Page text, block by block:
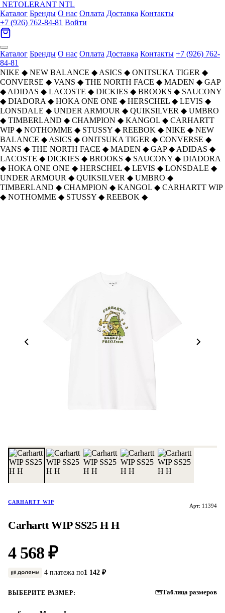
NETOLERANT NTL
Каталог Бренды О нас Оплата Доставка Контакты
+7 (926) 762-84-81 Войти
Каталог Бренды О нас Оплата Доставка Контакты +7 (926) 762-
84-81
NIKE ◆ NEW BALANCE ◆ ASICS ◆ ONITSUKA TIGER ◆
CONVERSE ◆ VANS ◆ THE NORTH FACE ◆ MADEN ◆ GAP
◆ ADIDAS ◆ LACOSTE ◆ DICKIES ◆ BROOKS ◆ SAUCONY
◆ DIADORA ◆ HOKA ONE ONE ◆ HERSCHEL ◆ LEVIS ◆
LONSDALE ◆ UNDER ARMOUR ◆ QUIKSILVER ◆ UMBRO
◆ TIMBERLAND ◆ CHAMPION ◆ KANGOL ◆ CARHARTT
WIP ◆ NOTHOMME ◆ STUSSY ◆ REEBOK ◆ NIKE ◆ NEW
BALANCE ◆ ASICS ◆ ONITSUKA TIGER ◆ CONVERSE ◆
VANS ◆ THE NORTH FACE ◆ MADEN ◆ GAP ◆ ADIDAS ◆
LACOSTE ◆ DICKIES ◆ BROOKS ◆ SAUCONY ◆ DIADORA
◆ HOKA ONE ONE ◆ HERSCHEL ◆ LEVIS ◆ LONSDALE ◆
UNDER ARMOUR ◆ QUIKSILVER ◆ UMBRO ◆
TIMBERLAND ◆ CHAMPION ◆ KANGOL ◆ CARHARTT WIP
◆ NOTHOMME ◆ STUSSY ◆ REEBOK ◆
CARHARTT WIP
Арт: 11394
Carhartt WIP SS25 H H
4 568 ₽
4 платежа по1 142 ₽
ВЫБЕРИТЕ РАЗМЕР: Таблица размеров